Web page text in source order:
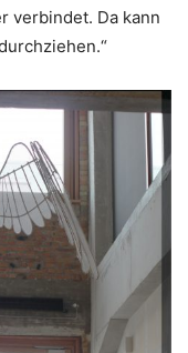
verbindet. Da kann